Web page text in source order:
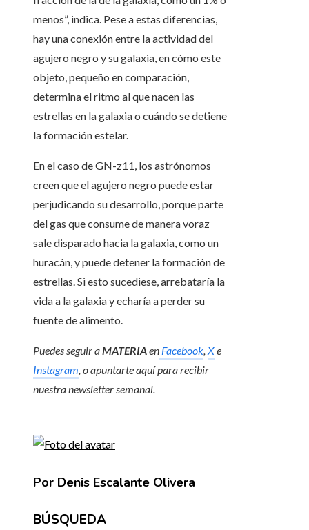
menos”, indica. Pese a estas diferencias,
hay una conexión entre la actividad del
agujero negro y su galaxia, en cómo este
objeto, pequeño en comparación,
determina el ritmo al que nacen las
estrellas en la galaxia o cuándo se detiene
la formación estelar.
En el caso de GN-z11, los astrónomos
creen que el agujero negro puede estar
perjudicando su desarrollo, porque parte
del gas que consume de manera voraz
sale disparado hacia la galaxia, como un
huracán, y puede detener la formación de
estrellas. Si esto sucediese, arrebataría la
vida a la galaxia y echaría a perder su
fuente de alimento.
Puedes seguir aMATERIAen Facebook, Xe
Instagram, o apuntarte aquí para recibir
nuestra newsletter semanal.
Por Denis Escalante Olivera
BÚSQUEDA